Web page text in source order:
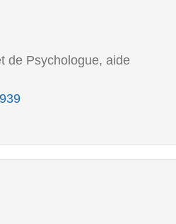
de Psychologue, aide